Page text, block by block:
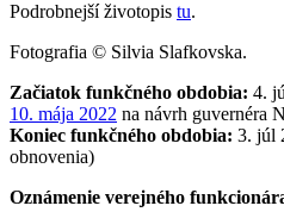
Podrobnejší životopis tu.
Fotografia © Silvia Slafkovska.
Začiatok funkčného obdobia: 4.
10. mája 2022 na návrh guvernéra
Koniec funkčného obdobia: 3. júl
obnovenia)
Oznámenie verejného